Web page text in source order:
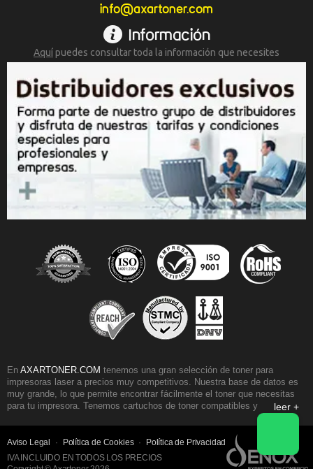
info@axartoner.com
Información
Aquípuedes consultar toda la información que necesites
En AXARTONER.COM tenemos una gran selección de toner para
impresoras laser a precios muy competitivos. Nuestra base de datos es
muy grande, lo que permite encontrar fácilmente el toner que necesitas
para tu impresora. Tenemos cartuchos de toner compatibles y originales
para casi todos los fabricantes de impresoras. Nuestra selección de toner
Brother y los toner Samsung. Otra gama de cartuchos muy reconocida
son los toner para impresoras Canon, también disponemos de amplio
stock de los toner Oki laser color y monocromo.
leer +
Aviso Legal · Política de Cookies ·
Política de Privacidad
IVA INCLUIDO EN TODOS LOS PRECIOS
Copyright © Axartoner 2026